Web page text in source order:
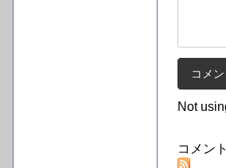
Not
コメン